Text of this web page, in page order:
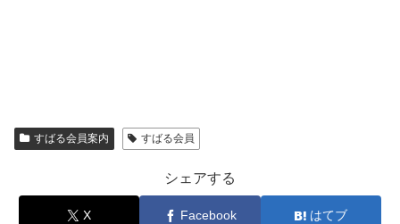
すばる会員案内 すばる会員
シェアする
X Facebook はてブ